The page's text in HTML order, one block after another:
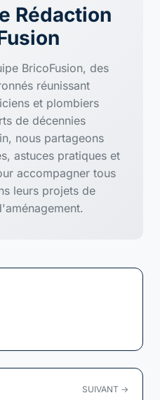
Rédaction
BricoFusion, des
réunissant
et plombiers
de décennies
nous partageons
astuces pratiques et
accompagner tous
leurs projets de
SUIVANT →